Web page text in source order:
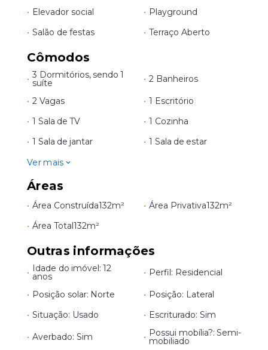
• Elevador social • Playground
• Salão de festas • Terraço Aberto
Cômodos
• 3 Dormitórios, sendo 1
suíte • 2 Banheiros
• 2 Vagas • 1 Escritório
• 1 Sala de TV • 1 Cozinha
• 1 Sala de jantar • 1 Sala de estar
Ver mais
Áreas
• Área Construída132m² • Área Privativa132m²
• Área Total132m²
Outras informações
• Idade do imóvel: 12
anos • Perfil: Residencial
• Posição solar: Norte • Posição: Lateral
• Situação: Usado • Escriturado: Sim
• Averbado: Sim • Possui mobília?: Semi-
mobiliado